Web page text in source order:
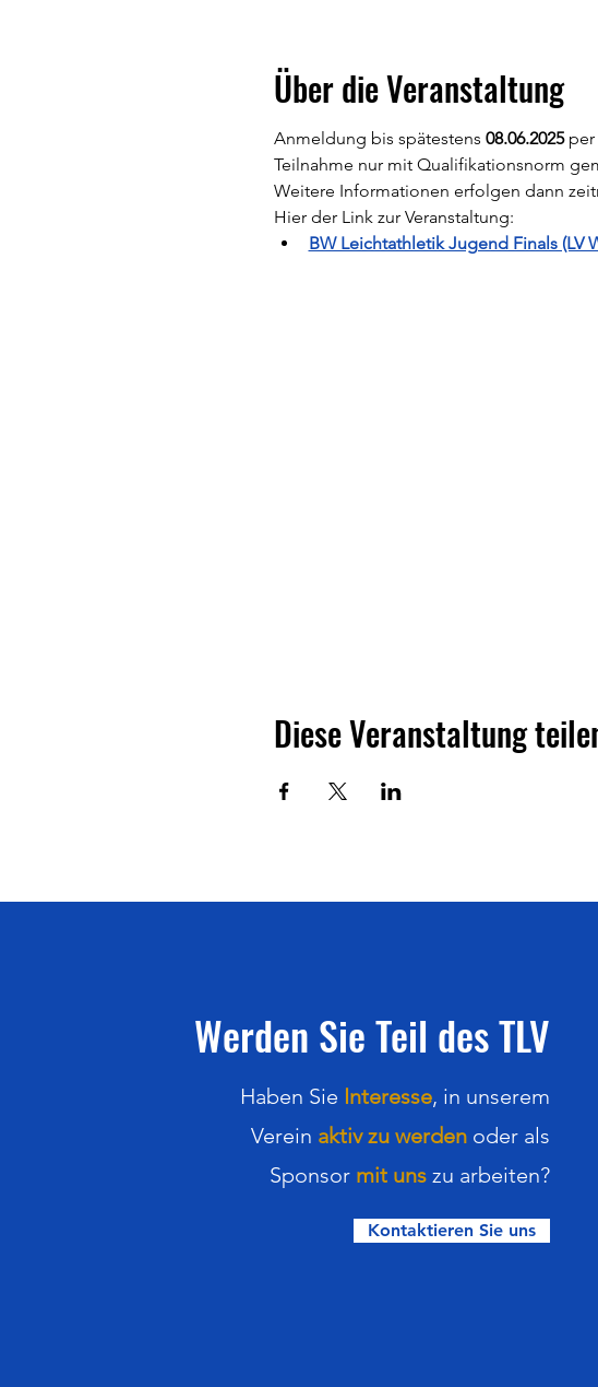
Über die Veranstaltung
Anmeldung bis spätestens 08.06.2025 per
Teilnahme nur mit Qualifikationsnorm
Weitere Informationen erfolgen dann
Hier der Link zur Veranstaltung:
BW Leichtathletik Jugend Finals (LV
Diese Veranstaltung
Werden Sie Teil des TLV
Haben Sie Interesse, in unserem
Verein aktiv zu werden oder als
Sponsor mit uns zu arbeiten?
Kontaktieren Sie uns